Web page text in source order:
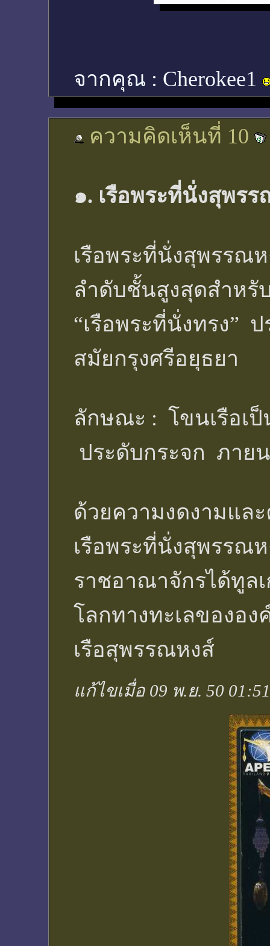
จากคุณ : Cherokee1
ความคิดเห็นที่ 10
๑. เรือพระที่นั่งสุพร
เรือพระที่นั่งสุพรรณ
ลำดับชั้นสูงสุดสำหรั
“เรือพระที่นั่งทรง”
สมัยกรุงศรีอยุธยา
ลักษณะ : โขนเรือเป็
ประดับกระจก ภาย
ด้วยความงดงามแล
เรือพระที่นั่งสุพรรณ
ราชอาณาจักรได้ทูล
โลกทางทะเลขององ
เรือสุพรรณหงส์
แก้ไขเมื่อ 09 พ.ย. 50